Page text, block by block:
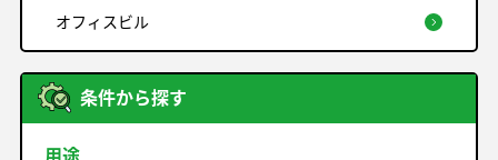
オフィスビル
条件から探す